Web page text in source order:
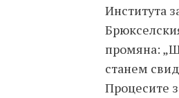
Института
промяна:
станем
Процесите